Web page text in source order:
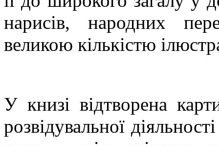
нарисів, народних
великою кількістю
У книзі відтворена
розвідувальної